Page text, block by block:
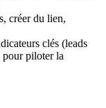
créer du lien,
clés (leads
pour piloter la